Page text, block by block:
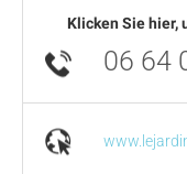
Klicken Sie hier,
06 64